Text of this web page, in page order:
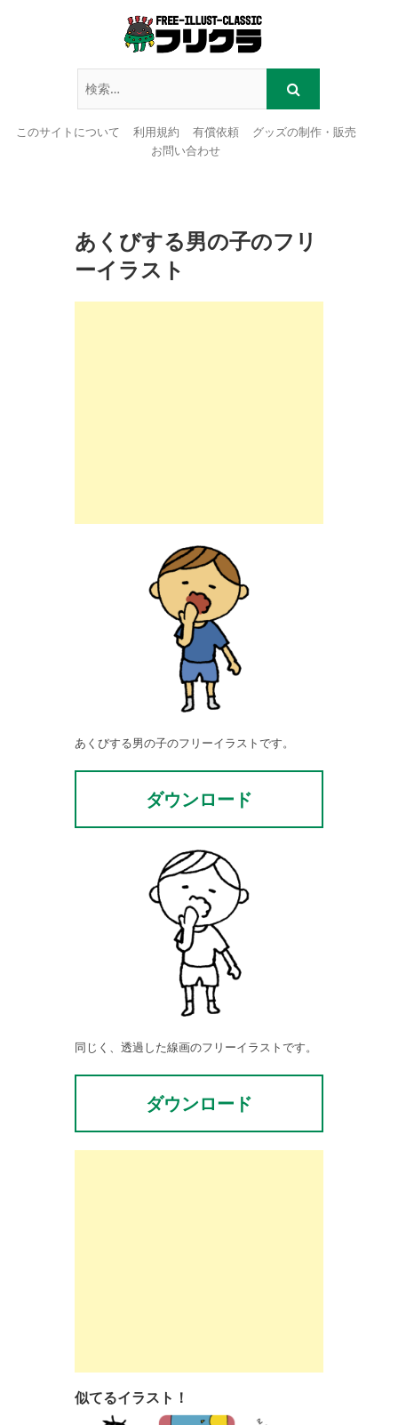
このサイトについて 利用規約 有償依頼
グッズの制作・販売
お問い合わせ
あくびする男の子のフリ
ーイラスト
あくびする男の子のフリーイラストです。
ダウンロード
同じく、透過した線画のフリーイラストです。
ダウンロード
似てるイラスト！